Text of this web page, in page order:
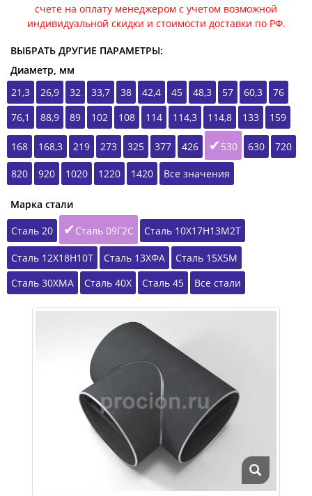
счете на оплату менеджером с учетом возможной
индивидуальной скидки и стоимости доставки по РФ.
ВЫБРАТЬ ДРУГИЕ ПАРАМЕТРЫ:
Диаметр, мм
21,3
26,9 32 33,7 38 42,4 45 48,3 57 60,3
76
76,1
88,9 89 102 108 114 114,3 114,8 133 159
168 168,3 219 273 325 377 426 530 630 720
820 920 1020 1220 1420 Все значения
Марка стали
Сталь 20
Сталь 09Г2С Сталь 10Х17Н13М2Т
Сталь 12Х18Н10Т Сталь 13ХФА
Сталь 15Х5М
Сталь 30ХМА
Сталь 40Х Сталь 45 Все стали